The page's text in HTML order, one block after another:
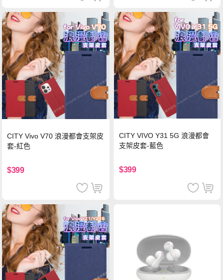
CITY Vivo V70 浪漫都會支架皮
套-紅色
$399
CITY VIVO Y31 5G 浪漫都會
支架皮套-藍色
$399